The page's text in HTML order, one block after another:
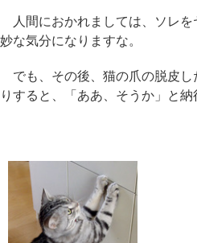
人間におかれましては、ソレを
妙な気分になりますな。
でも、その後、猫の爪の脱皮し
りすると、「ああ、そうか」と納